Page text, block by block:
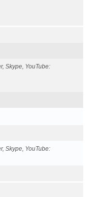
Skype, YouTube
Skype, YouTube